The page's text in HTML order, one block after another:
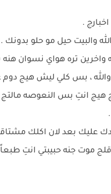
.
والبيت حيل مو حلو بدونك .
واخرين تره هواي نسوان
والله ، بس كلي ليش هيج
هيج انتِ بس النعوصه
عليك بعد لان اكلك
موت جنه حبيبتي انتِ طبعاً